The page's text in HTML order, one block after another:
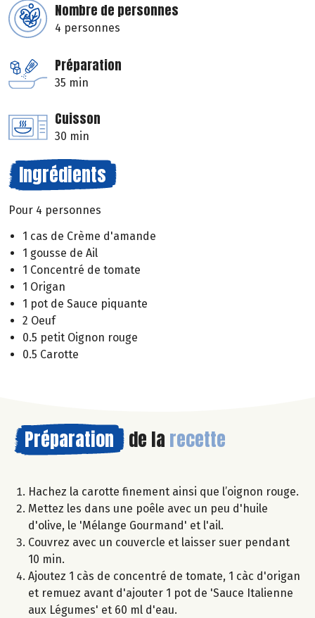
Nombre de personnes
4 personnes
Préparation
35 min
Cuisson
30 min
Ingrédients
Pour 4 personnes
1 cas de Crème d'amande
1 gousse de Ail
1 Concentré de tomate
1 Origan
1 pot de Sauce piquante
2 Oeuf
0.5 petit Oignon rouge
0.5 Carotte
Préparation de la recette
Hachez la carotte finement ainsi que l’oignon rouge.
Mettez les dans une poêle avec un peu d'huile
d'olive, le 'Mélange Gourmand' et l'ail.
Couvrez avec un couvercle et laisser suer pendant
10 min.
Ajoutez 1 càs de concentré de tomate, 1 càc d'origan
et remuez avant d'ajouter 1 pot de 'Sauce Italienne
aux Légumes' et 60 ml d'eau.